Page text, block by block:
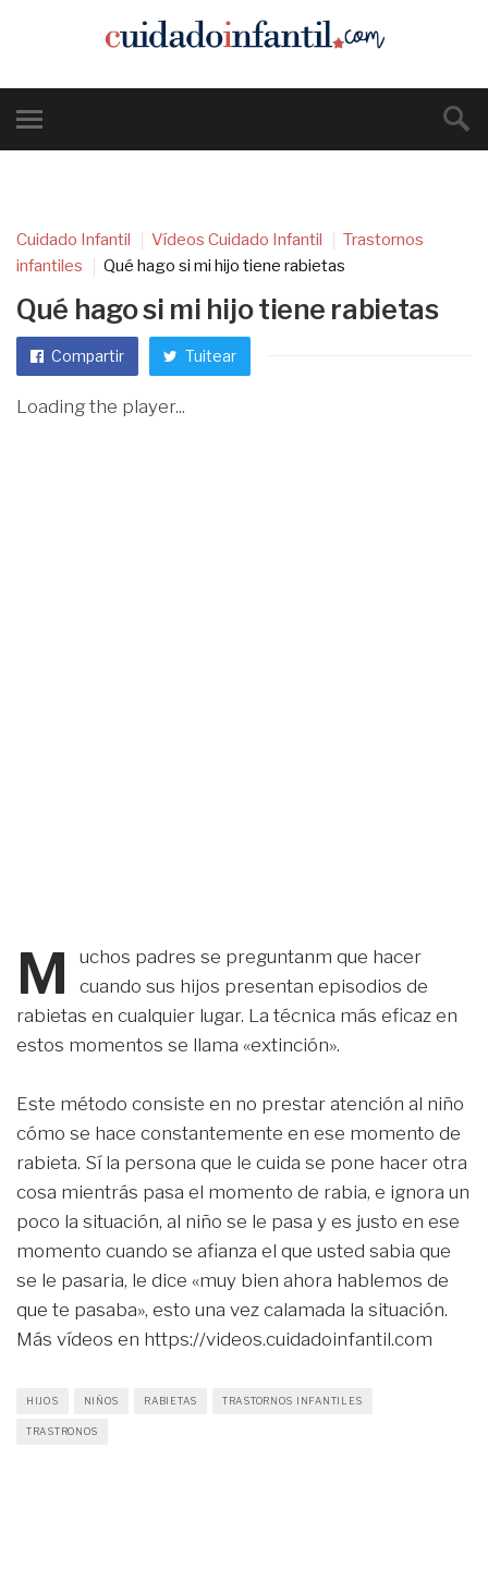
Cuidado Infantil Vídeos Cuidado Infantil
Trastornos
infantiles
Qué hago si mi hijo tiene rabietas
Qué hago si mi hijo tiene rabietas
Compartir Tuitear
Loading the player...
M
uchos padres se preguntanm que hacer
cuando sus hijos presentan episodios de
rabietas en cualquier lugar. La técnica más eficaz en
estos momentos se llama «extinción».
Este método consiste en no prestar atención al niño
cómo se hace constantemente en ese momento de
rabieta. Sí la persona que le cuida se pone hacer otra
cosa mientrás pasa el momento de rabia, e ignora un
poco la situación, al niño se le pasa y es justo en ese
momento cuando se afianza el que usted sabia que
se le pasaria, le dice «muy bien ahora hablemos de
que te pasaba», esto una vez calamada la situación.
Más vídeos en https://videos.cuidadoinfantil.com
HIJOS NIÑOS RABIETAS TRASTORNOS INFANTILES
TRASTRONOS